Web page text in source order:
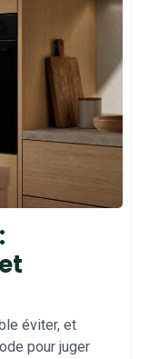
éviter, et
pour juger